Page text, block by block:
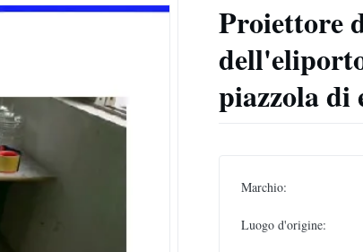
Proiettore
piazzola
Marchio:
Luogo d'origine: